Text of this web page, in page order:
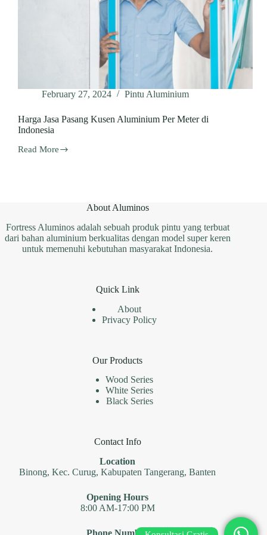
February 27, 2024 Pintu Aluminium
Harga Jasa Pasang Kusen Aluminium Per Meter di
Indonesia
Read More
Harga
di
Indonesia
About Aluminos
Fortress Aluminos adalah sebuah produk pintu yang terbuat
dari bahan aluminium berkualitas dengan model super keren
untuk memenuhi kebutuhan masyarakat Indonesia.
Quick Link
About
Privacy Policy
Our Products
Wood Series
White Series
Black Series
Contact Info
Location
Binong, Kec. Curug, Kabupaten Tangerang, Banten
Opening Hours
8:00 AM-17:00 PM